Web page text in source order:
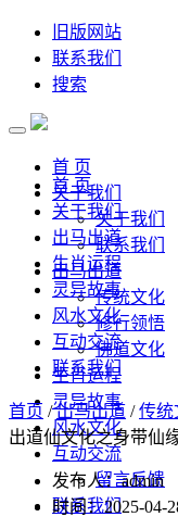
旧版网站
联系我们
搜索
首 页
关于我们
关于我们
联系我们
出马出道
传统文化
修行领悟
佛道文化
生肖运程
灵异故事
风水文化
互动交流
留言反馈
联系我们
首 页
关于我们
出马出道
生肖运程
灵异故事
风水文化
互动交流
联系我们
首页 /出马出道 /传统
出道仙文化之身带仙
发布人：admin
时间：2025-04-